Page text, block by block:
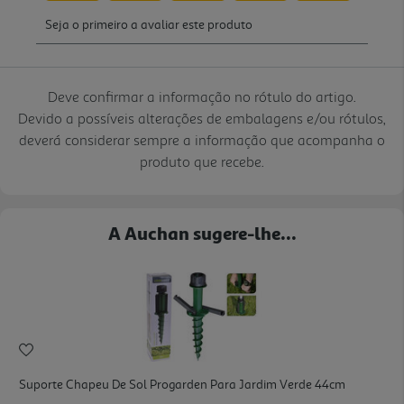
Deve confirmar a informação no rótulo do artigo.
Devido a possíveis alterações de embalagens e/ou rótulos,
deverá considerar sempre a informação que acompanha o
produto que recebe.
A Auchan sugere-lhe...
Suporte Chapeu De Sol Progarden Para Jardim Verde 44cm